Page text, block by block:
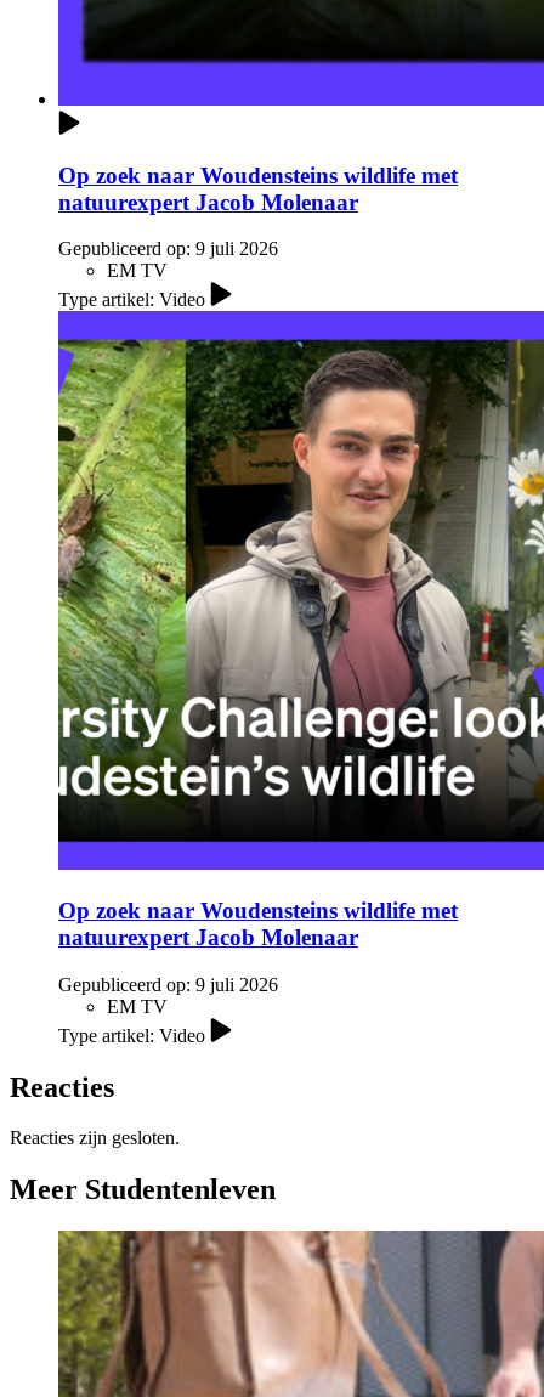
Op zoek naar Woudensteins wildlife met
natuurexpert Jacob Molenaar
Gepubliceerd op: 9 juli 2026
EM TV
Type artikel: Video
Op zoek naar Woudensteins wildlife met
natuurexpert Jacob Molenaar
Gepubliceerd op: 9 juli 2026
EM TV
Type artikel: Video
Reacties
Reacties zijn gesloten.
Meer Studentenleven